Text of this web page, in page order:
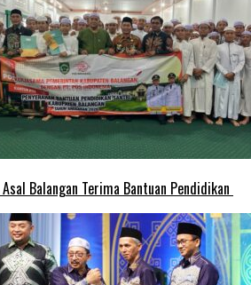
Balangan Terima Bantuan Pendidikan